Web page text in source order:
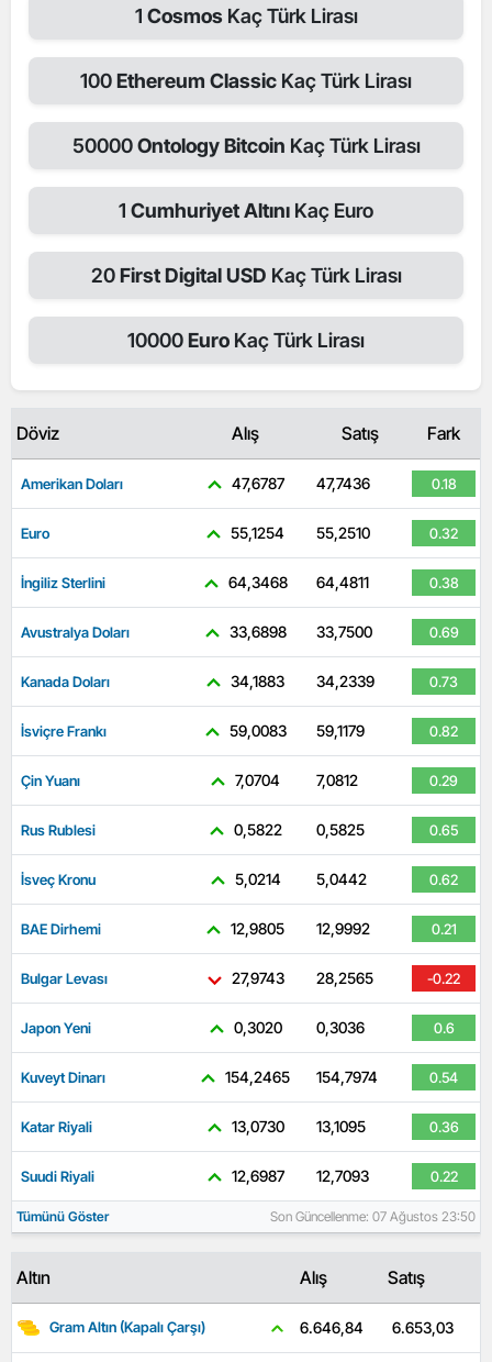
1 Cosmos Kaç Türk Lirası
100Ethereum Classic Kaç Türk Lirası
50000Ontology Bitcoin Kaç Türk Lirası
1 Cumhuriyet Altını Kaç Euro
20First Digital USD Kaç Türk Lirası
10000Euro Kaç Türk Lirası
Döviz Alış Satış Fark
Amerikan Doları 47,6787 47,7436 0.18
Euro 55,1254 55,2510 0.32
İngiliz Sterlini 64,3468 64,4811 0.38
Avustralya Doları 33,6898 33,7500 0.69
Kanada Doları 34,1883 34,2339 0.73
İsviçre Frankı 59,0083 59,1179 0.82
Çin Yuanı 7,0704 7,0812 0.29
Rus Rublesi 0,5822 0,5825 0.65
İsveç Kronu 5,0214 5,0442 0.62
BAE Dirhemi 12,9805 12,9992 0.21
Bulgar Levası 27,9743 28,2565 -0.22
Japon Yeni 0,3020 0,3036 0.6
Kuveyt Dinarı 154,2465 154,7974 0.54
Katar Riyali 13,0730 13,1095 0.36
Suudi Riyali 12,6987 12,7093 0.22
Tümünü Göster Son Güncellenme: 07 Ağustos 23:50
Altın Alış Satış
Gram Altın (Kapalı Çarşı) 6.646,84 6.653,03